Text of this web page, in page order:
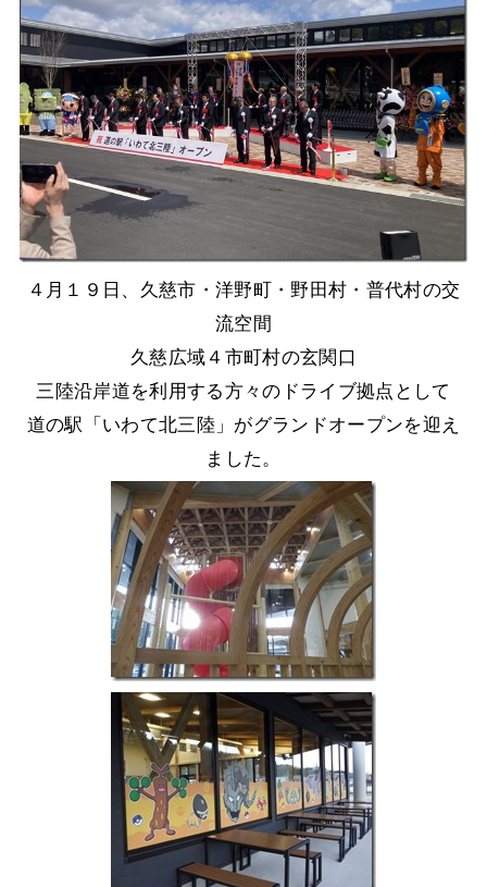
４月１９日、久慈市・洋野町・野田村・普代村の交
流空間
久慈広域４市町村の玄関口
三陸沿岸道を利用する方々のドライブ拠点として
道の駅「いわて北三陸」がグランドオープンを迎え
ました。